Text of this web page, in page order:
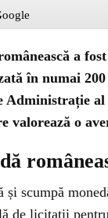
a
în numai
Administrație
valorează o
și scumpă
de licitații